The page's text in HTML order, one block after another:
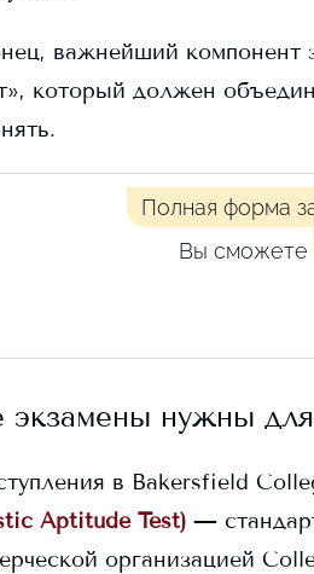
важнейший компонент
который должен
Полная форма
Вы сможете
экзамены нужны
в Bakersfield
Aptitude Test) —
организацией